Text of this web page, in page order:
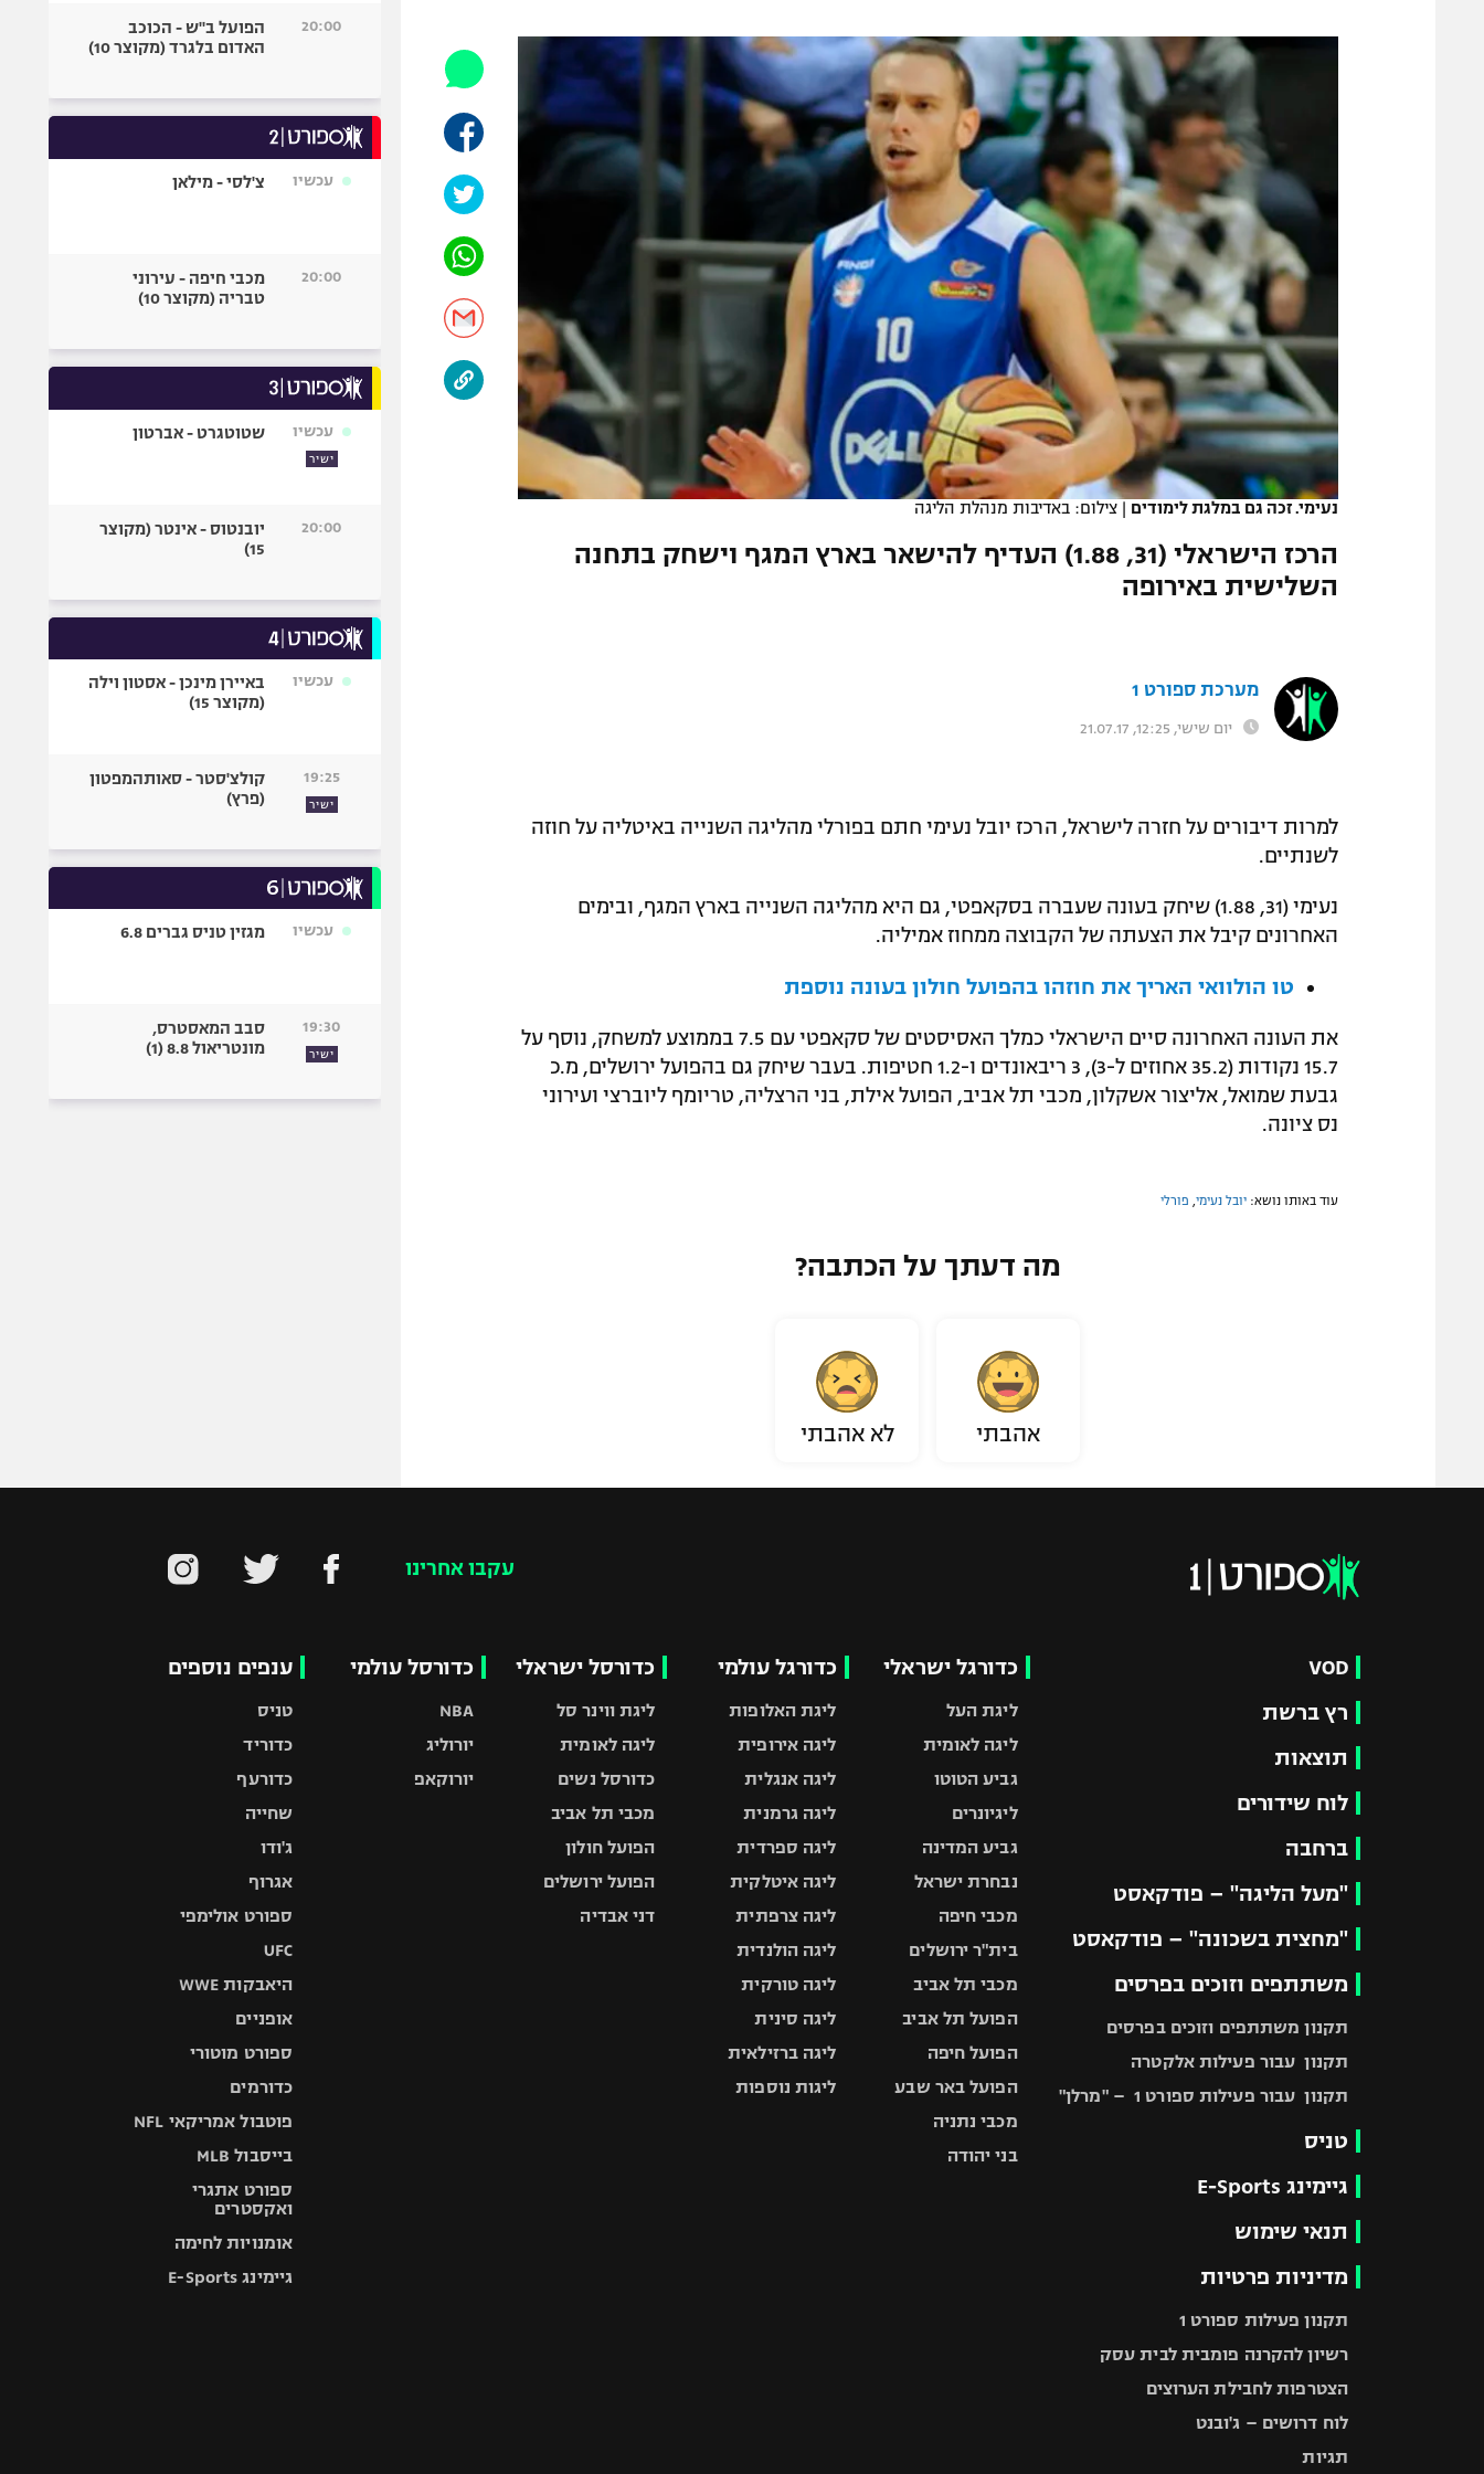
תקנון משתתפים וזוכים בפרסים
תקנון עבור פעילות אלקטרה
תקנון עבור פעילות ספורט 1 – "מרלן"
גיימינג E-Sports
תנאי שימוש
מדיניות פרטיות
תקנון פעילות ספורט 1
רשיון להקרנה פומבית לבית עסק
הצטרפות לחבילת הערוצים
לוח דרושים – ג'ובנט
המגזין
הפועל תל אביב
הפועל חיפה
הפועל באר שבע
מכבי נתניה
בני יהודה
ליגה סינית
ליגה ברזילאית
ליגות נוספות
אופניים
כדורמים
פוטבול אמריקאי NFL
בייסבול MLB
גיימינג E-Sports
נעימי. זכה גם במלגת לימודים | צילום: באדיבות מנהלת הליגה
הרכז הישראלי (31, 1.88) העדיף להישאר בארץ המגף וישחק בתחנה
השלישית באירופה
מערכת ספורט 1
יום שישי, 12:25, 21.07.17
למרות דיבורים על חזרה לישראל, הרכז יובל נעימי חתם בפורלי מהליגה השנייה באיטליה על חוזה
לשנתיים.
נעימי (31, 1.88) שיחק בעונה שעברה בסקאפטי, גם היא מהליגה השנייה בארץ המגף, ובימים
האחרונים קיבל את הצעתה של הקבוצה ממחוז אמיליה.
טו הולוואי האריך את חוזהו בהפועל חולון בעונה נוספת
את העונה האחרונה סיים הישראלי כמלך האסיסטים של סקאפטי עם 7.5 בממוצע למשחק, נוסף על
15.7 נקודות (35.2 אחוזים ל-3), 3 ריבאונדים ו-1.2 חטיפות. בעבר שיחק גם בהפועל ירושלים, מ.כ
גבעת שמואל, אליצור אשקלון, מכבי תל אביב, הפועל אילת, בני הרצליה, טריומף ליוברצי ועירוני
נס ציונה.
עוד באותו נושא: יובל נעימי פורלי
מה דעתך על הכתבה?
אהבתי לא אהבתי
20:00
הפועל ב"ש - הכוכב
האדום בלגרד (מקוצר 10)
עכשיו צ'לסי - מילאן
20:00
מכבי חיפה - עירוני
טבריה (מקוצר 10)
עכשיו
ישיר
שטוטגרט - אברטון
20:00
יובנטוס - אינטר (מקוצר
15)
עכשיו
באיירן מינכן - אסטון וילה
(מקוצר 15)
19:25
ישיר
קולצ'סטר - סאותהמפטון
(פרץ)
עכשיו מגזין טניס גברים 6.8
19:30
ישיר
סבב המאסטרס,
מונטריאול 8.8 (1)
עקבו אחרינו
VOD
רץ ברשת
תוצאות
לוח שידורים
ברחבה
"מעל הליגה" – פודקאסט
"מחצית בשכונה" – פודקאסט
משתתפים וזוכים בפרסים
תקנון משתתפים וזוכים בפרסים
תקנון עבור פעילות אלקטרה
תקנון עבור פעילות ספורט 1 – "מרלן"
טניס
גיימינג E-Sports
תנאי שימוש
מדיניות פרטיות
תקנון פעילות ספורט 1
רשיון להקרנה פומבית לבית עסק
הצטרפות לחבילת הערוצים
לוח דרושים – ג'ובנט
תגיות
כדורגל ישראלי
ליגת העל
ליגה לאומית
גביע הטוטו
ליגיונרים
גביע המדינה
נבחרת ישראל
מכבי חיפה
בית"ר ירושלים
מכבי תל אביב
הפועל תל אביב
הפועל חיפה
הפועל באר שבע
מכבי נתניה
בני יהודה
כדורגל עולמי
ליגת האלופות
ליגה אירופית
ליגה אנגלית
ליגה גרמנית
ליגה ספרדית
ליגה איטלקית
ליגה צרפתית
ליגה הולנדית
ליגה טורקית
ליגה סינית
ליגה ברזילאית
ליגות נוספות
כדורסל ישראלי
ליגת ווינר סל
ליגה לאומית
כדורסל נשים
מכבי תל אביב
הפועל חולון
הפועל ירושלים
דני אבדיה
כדורסל עולמי
NBA
יורוליג
יורוקאפ
ענפים נוספים
טניס
כדוריד
כדורעף
שחייה
ג'ודו
אגרוף
ספורט אולימפי
UFC
היאבקות WWE
אופניים
ספורט מוטורי
כדורמים
פוטבול אמריקאי NFL
בייסבול MLB
ספורט אתגרי
ואקסטרים
אומנויות לחימה
גיימינג E-Sports